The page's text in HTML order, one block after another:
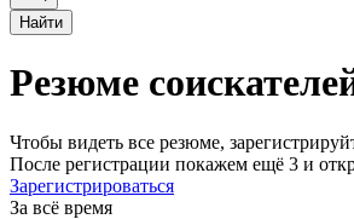
Найти
Резюме
Чтобы видеть все резюме,
После регистрации покажем ещё 3 и
Зарегистрироваться
За всё время